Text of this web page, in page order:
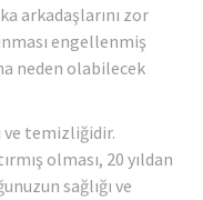
arkadaşlarını zor
engellenmiş
neden olabilecek
ve temizliğidir.
olması, 20 yıldan
sağlığı ve